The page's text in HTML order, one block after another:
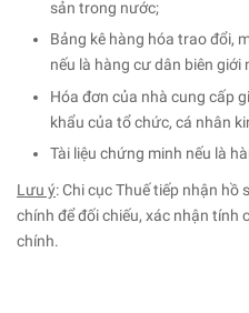
sản trong nước;
Bảng kê hàng hóa trao đổi,
nếu là hàng cư dân biên giới
Hóa đơn của nhà cung cấp
khẩu của tổ chức, cá nhân
Tài liệu chứng minh nếu là
Lưu ý: Chi cục Thuế tiếp nhận hồ
chính để đối chiếu, xác nhận tính
chính.